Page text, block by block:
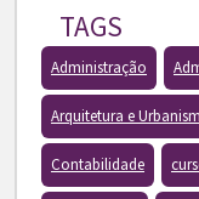
TAGS
Administração
Arquitetura e
Contabilidade